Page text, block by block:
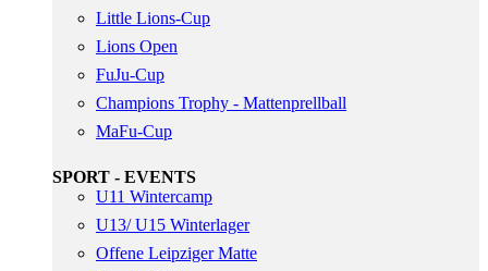
Little Lions-Cup
Lions Open
FuJu-Cup
Champions Trophy - Mattenprellball
MaFu-Cup
SPORT - EVENTS
U11 Wintercamp
U13/ U15 Winterlager
Offene Leipziger Matte